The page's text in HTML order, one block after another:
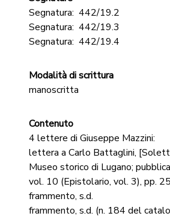
Segnatura: 442/19.2
Segnatura: 442/19.3
Segnatura: 442/19.4
Modalità di scrittura
manoscritta
Contenuto
4 lettere di Giuseppe Mazzini:
lettera a Carlo Battaglini,
Museo storico di Lugano;
vol. 10 (Epistolario, vol. 3), pp.
frammento, s.d.
frammento, s.d. (n. 184 del